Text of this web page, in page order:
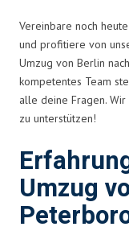
Vereinbare noch
und profitiere von
Umzug von Berlin
kompetentes Team
alle deine Fragen.
zu unterstützen!
Umzug